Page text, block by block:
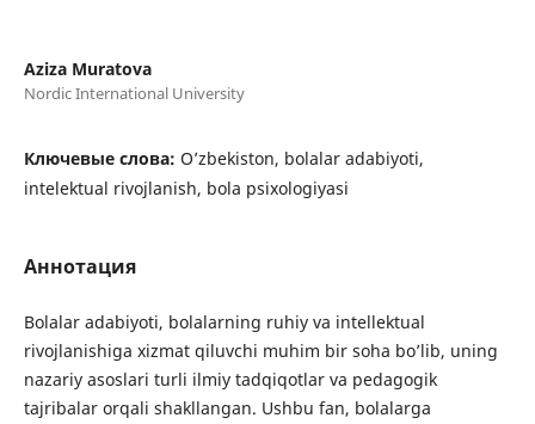
Aziza Muratova
Nordic International University
Ключевые слова: O’zbekiston, bolalar adabiyoti,
intelektual rivojlanish, bola psixologiyasi
Аннотация
Bolalar adabiyoti, bolalarning ruhiy va intellektual
rivojlanishiga xizmat qiluvchi muhim bir soha bo’lib, uning
nazariy asoslari turli ilmiy tadqiqotlar va pedagogik
tajribalar orqali shakllangan. Ushbu fan, bolalarga